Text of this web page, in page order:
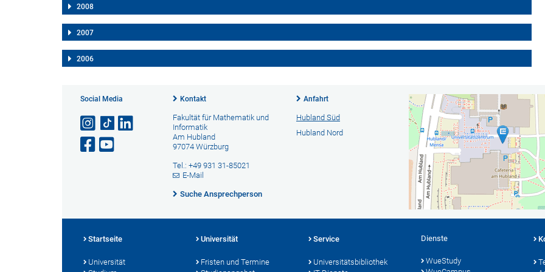
2008
2007
2006
Social Media Kontakt
Fakultät für Mathematik und
Informatik
Am Hubland
97074 Würzburg
Tel.: +49 931 31-85021
E-Mail
Suche Ansprechperson
Anfahrt
Hubland Süd
Hubland Nord
Startseite
Universität
Universität
Fristen und Termine
Service
Universitätsbibliothek
Dienste
WueStudy